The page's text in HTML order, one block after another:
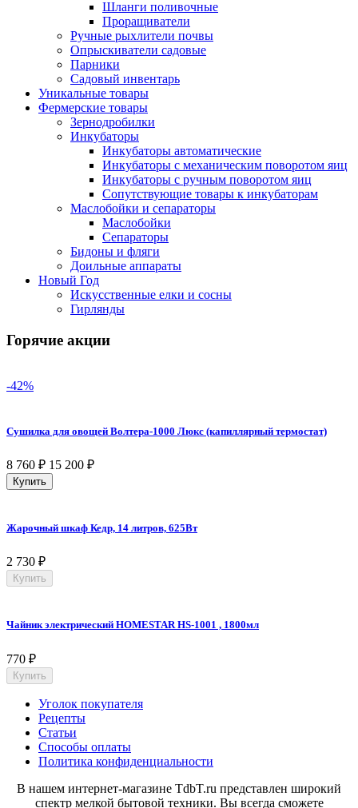
Шланги поливочные
Проращиватели
Ручные рыхлители почвы
Опрыскиватели садовые
Парники
Садовый инвентарь
Уникальные товары
Фермерские товары
Зернодробилки
Инкубаторы
Инкубаторы автоматические
Инкубаторы с механическим поворотом яиц
Инкубаторы с ручным поворотом яиц
Сопутствующие товары к инкубаторам
Маслобойки и сепараторы
Маслобойки
Сепараторы
Бидоны и фляги
Доильные аппараты
Новый Год
Искусственные елки и сосны
Гирлянды
Горячие акции
-42%
Сушилка для овощей Волтера-1000 Люкс (капиллярный термостат)
8 760 ₽ 15 200 ₽
Купить
Жарочный шкаф Кедр, 14 литров, 625Вт
2 730 ₽
Купить
Чайник электрический HOMESTAR HS-1001 , 1800мл
770 ₽
Купить
Уголок покупателя
Рецепты
Статьи
Способы оплаты
Политика конфиденциальности
В нашем интернет-магазине TdbT.ru представлен широкий
спектр мелкой бытовой техники. Вы всегда сможете